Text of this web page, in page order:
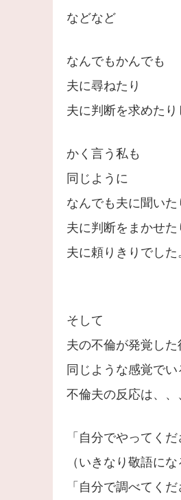
などなど
なんでもかんでも
夫に尋ねたり
夫に判断を求めた
かく言う私も
同じように
なんでも夫に聞いた
夫に判断をまかせた
夫に頼りきりでした
そして
夫の不倫が発覚した
同じような感覚でい
不倫夫の反応は、、
「自分でやってくだ
（いきなり敬語にな
「自分で調べてくだ